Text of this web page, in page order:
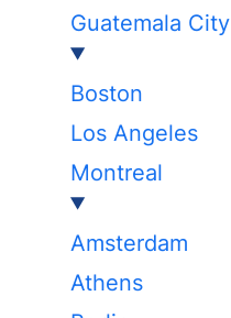
Guatemala City
Boston
Los Angeles
Montreal
Amsterdam
Athens